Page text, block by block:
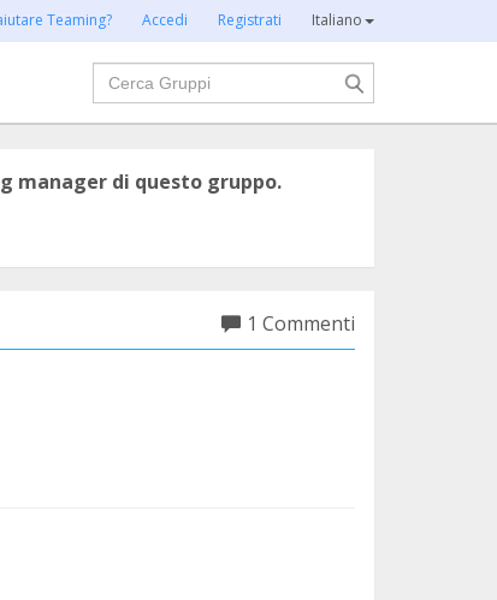
Teaming? Accedi Registrati Italiano
Cerca
manager di questo gruppo.
1 Commenti